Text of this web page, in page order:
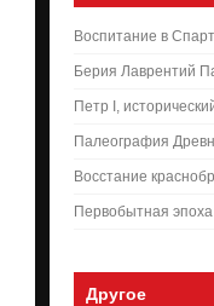
Воспитание в
Берия Лаврентий
Петр I,
Палеография
Восстание
Первобытная
Другое